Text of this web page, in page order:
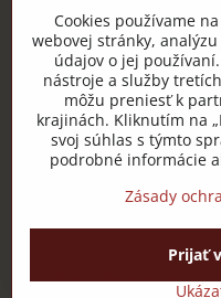
Železničná 22, 044 14 Čaňa
IČO: 48181757
DIČ: 2120085451
IČ DPH: SK2120085451
Užitočné odkazy
©
Predvoľby súkromia
Cookies používame
webovej stránky,
údajov o jej
nástroje a služby
môžu preniesť k
krajinách. Kliknutím na
svoj súhlas s týmto
podrobné informácie
Zásady
Prijať